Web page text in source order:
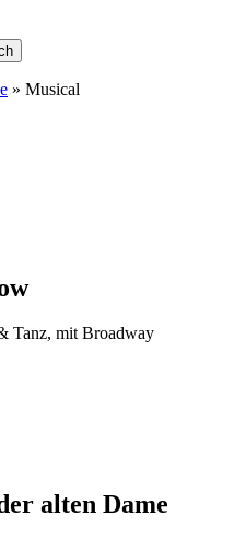
» Musical
Tanz, mit Broadway
alten Dame